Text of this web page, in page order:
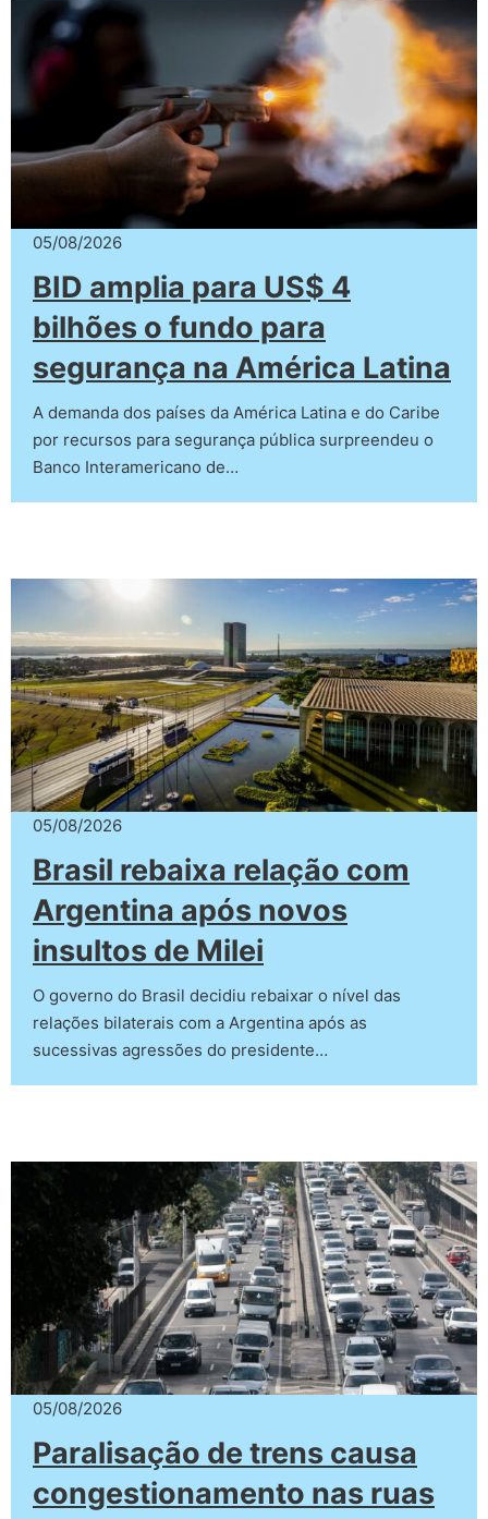
05/08/2026
BID amplia para US$ 4
bilhões o fundo para
segurança na América Latina
A demanda dos países da América Latina e do Caribe
por recursos para segurança pública surpreendeu o
Banco Interamericano de…
05/08/2026
Brasil rebaixa relação com
Argentina após novos
insultos de Milei
O governo do Brasil decidiu rebaixar o nível das
relações bilaterais com a Argentina após as
sucessivas agressões do presidente…
05/08/2026
Paralisação de trens causa
congestionamento nas ruas